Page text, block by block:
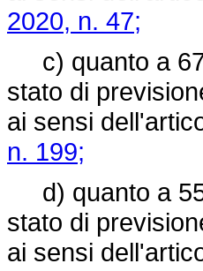
2020, n. 47;
c) quanto a 67
stato di
ai sensi
n. 199;
d) quanto a 55
stato di
ai sensi